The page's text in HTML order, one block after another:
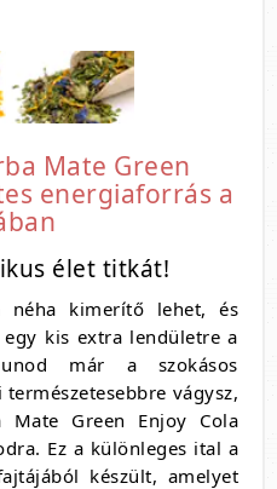
Mate Green
energiaforrás a
élet titkát!
kimerítő lehet, és
kis extra lendületre a
már a szokásos
vágysz,
Green Enjoy Cola
Ez a különleges ital a
készült, amelyet